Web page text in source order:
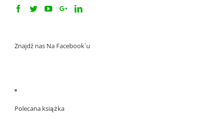
Znajdź nas Na Facebook`u
Polecana książka